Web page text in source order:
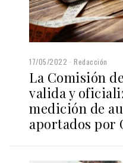
17/05/2022 Redacción
La Comisión
valida y
medición de
aportados por